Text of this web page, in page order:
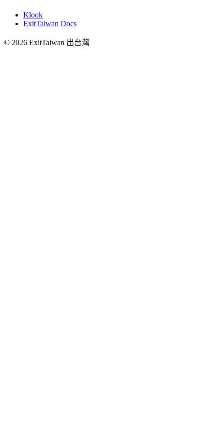
Klook
ExitTaiwan Docs
© 2026 ExitTaiwan 出台灣